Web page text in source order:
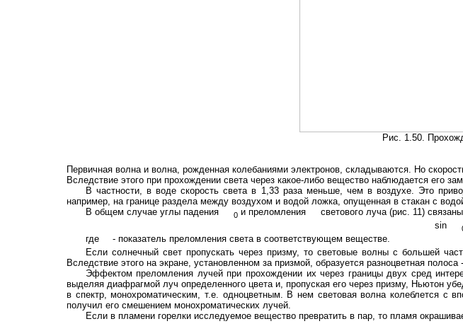
Рис. 1.50.
Первичная волна и волна, рожденная колебаниями электронов, складываются. Но
Вследствие этого при прохождении света через какое-либо вещество наблюдается его
В частности, в воде скорость света в 1,33 раза меньше, чем в воздухе. Это
например, на границе раздела между воздухом и водой ложка, опущенная в стакан с
В общем случае углы падения
0и преломления
светового луча (рис. 11)
sin
где
- показатель преломления света в соответствующем веществе.
Если солнечный свет пропускать через призму, то световые волны с большей
Вследствие этого на экране, установленном за призмой, образуется разноцветная полоса
Эффектом преломления лучей при прохождении их через границы двух сред
выделяя диафрагмой луч определенного цвета и, пропуская его через призму, Ньютон
в спектр, монохроматическим, т.е. одноцветным. В нем световая волна колеблется с
получил его смешением монохроматических лучей.
Если в пламени горелки исследуемое вещество превратить в пар, то пламя